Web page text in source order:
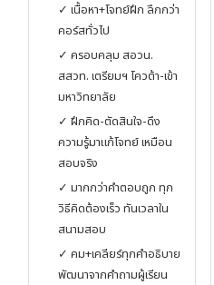
✓ เนื้อหา+โจทย์ฝึก ลึกกว่า
คอร์สทั่วไป
✓ ครอบคลุม สอวน.
สสวท. เตรียมฯ โควต้า-เข้า
มหาวิทยาลัย
✓ ฝึกคิด-ตัดสินใจ-ดึง
ความรู้มาแก้โจทย์ เหมือน
สอบจริง
✓ มากกว่าคำตอบถูก ทุก
วิธีคิดต้องเร็ว ทันเวลาใน
สนามสอบ
✓ คม+เคลียร์ทุกคำอธิบาย
พัฒนาจากคำถามผู้เรียน